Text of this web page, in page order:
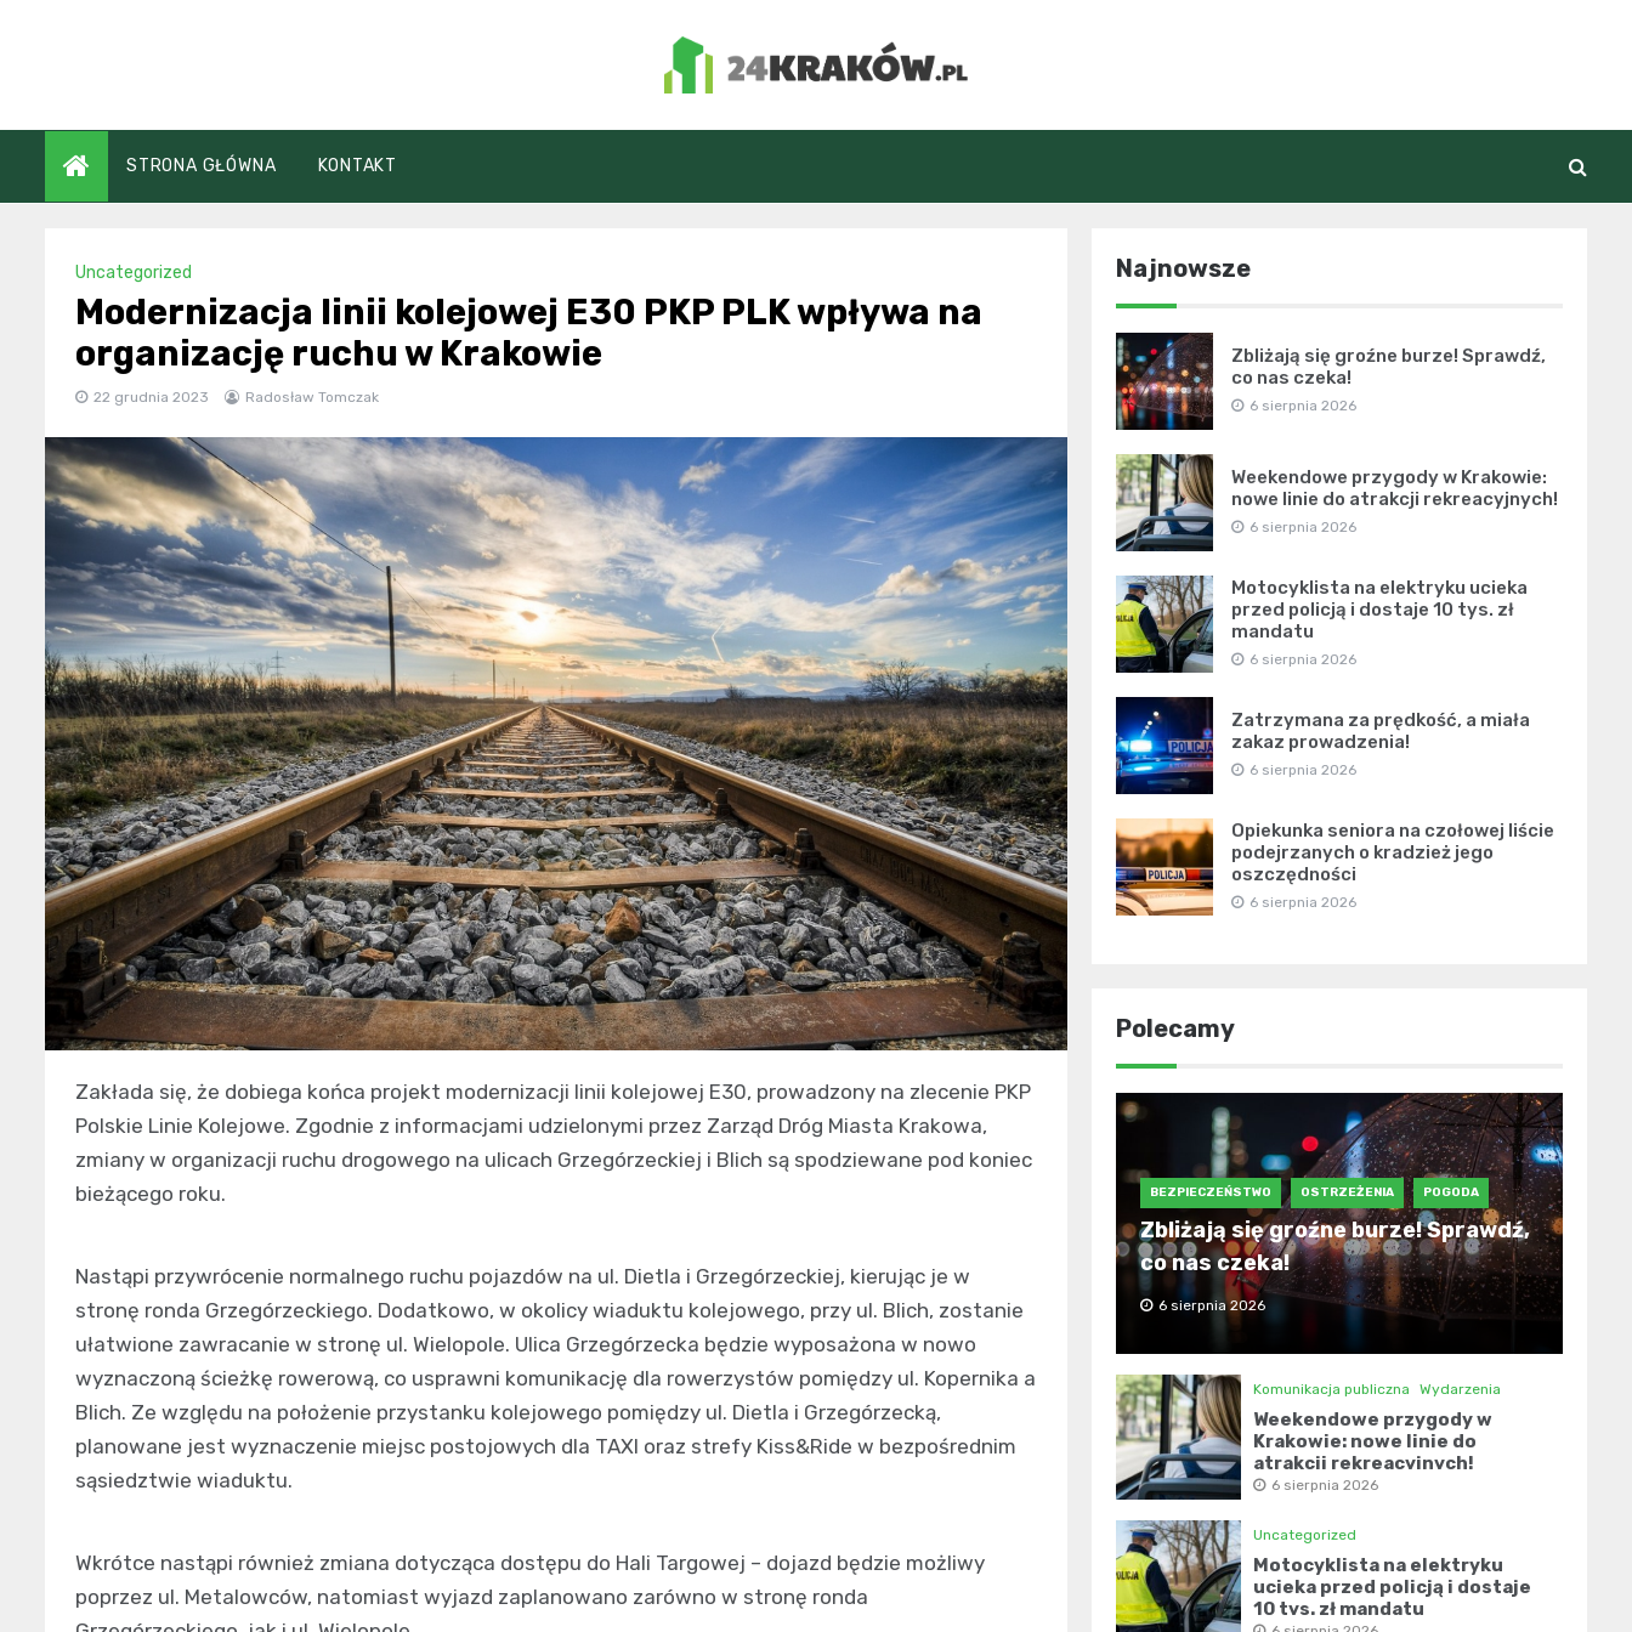
24Kraków.pl
STRONA GŁÓWNA KONTAKT
Uncategorized
Modernizacja linii kolejowej E30 PKP PLK wpływa na
organizację ruchu w Krakowie
22 grudnia 2023 Radosław Tomczak
Zakłada się, że dobiega końca projekt modernizacji linii kolejowej E30, prowadzony na zlecenie PKP
Polskie Linie Kolejowe. Zgodnie z informacjami udzielonymi przez Zarząd Dróg Miasta Krakowa,
zmiany w organizacji ruchu drogowego na ulicach Grzegórzeckiej i Blich są spodziewane pod koniec
bieżącego roku.
Nastąpi przywrócenie normalnego ruchu pojazdów na ul. Dietla i Grzegórzeckiej, kierując je w
stronę ronda Grzegórzeckiego. Dodatkowo, w okolicy wiaduktu kolejowego, przy ul. Blich, zostanie
ułatwione zawracanie w stronę ul. Wielopole. Ulica Grzegórzecka będzie wyposażona w nowo
wyznaczoną ścieżkę rowerową, co usprawni komunikację dla rowerzystów pomiędzy ul. Kopernika a
Blich. Ze względu na położenie przystanku kolejowego pomiędzy ul. Dietla i Grzegórzecką,
planowane jest wyznaczenie miejsc postojowych dla TAXI oraz strefy Kiss&Ride w bezpośrednim
sąsiedztwie wiaduktu.
Wkrótce nastąpi również zmiana dotycząca dostępu do Hali Targowej – dojazd będzie możliwy
poprzez ul. Metalowców, natomiast wyjazd zaplanowano zarówno w stronę ronda
Najnowsze
Zbliżają się groźne burze! Sprawdź,
co nas czeka!
6 sierpnia 2026
Weekendowe przygody w Krakowie:
nowe linie do atrakcji rekreacyjnych!
6 sierpnia 2026
Motocyklista na elektryku ucieka
przed policją i dostaje 10 tys. zł
mandatu
6 sierpnia 2026
Zatrzymana za prędkość, a miała
zakaz prowadzenia!
6 sierpnia 2026
Opiekunka seniora na czołowej liście
podejrzanych o kradzież jego
oszczędności
6 sierpnia 2026
Polecamy
BEZPIECZEŃSTWO OSTRZEŻENIA POGODA
Zbliżają się groźne burze! Sprawdź,
co nas czeka!
6 sierpnia 2026
Komunikacja publiczna Wydarzenia
Weekendowe przygody w
Krakowie: nowe linie do
atrakcji rekreacyjnych!
6 sierpnia 2026
Uncategorized
Motocyklista na elektryku
ucieka przed policją i dostaje
10 tys. zł mandatu